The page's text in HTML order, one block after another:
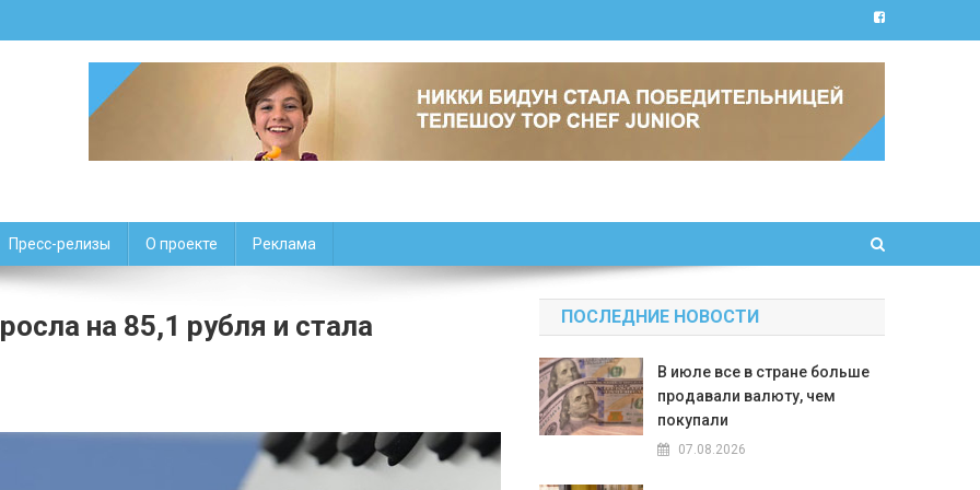
Пресс-релизы О проекте Реклама
на 85,1 рубля и стала
ПОСЛЕДНИЕ НОВОСТИ
В июле все в стране больше
продавали валюту, чем
покупали
07.08.2026